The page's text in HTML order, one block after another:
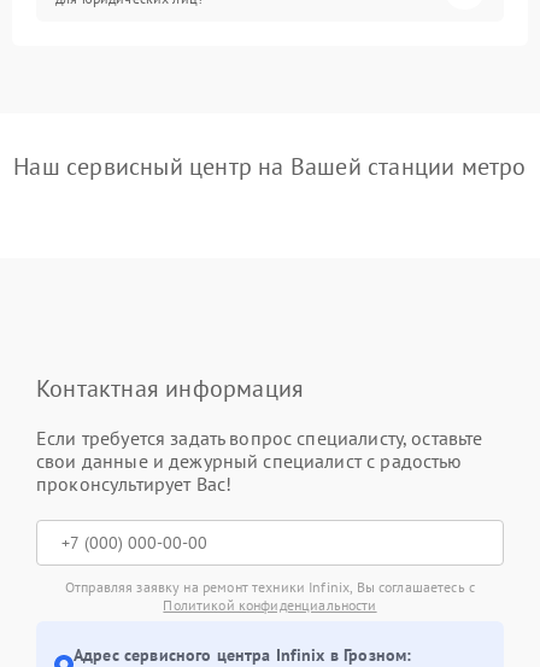
Наш сервисный центр на Вашей станции метро
Контактная информация
Если требуется задать вопрос специалисту, оставьте
свои данные и дежурный специалист с радостью
проконсультирует Вас!
Отправляя заявку на ремонт техники Infinix, Вы соглашаетесь с
Политикой конфиденциальности
Адрес сервисного центра Infinix в Грозном: